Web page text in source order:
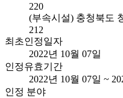
220
(부속시설) 충청북도
212
최초인정일자
2022년 10월 07일
인정유효기간
2022년 10월 07일 ~
인정 분야